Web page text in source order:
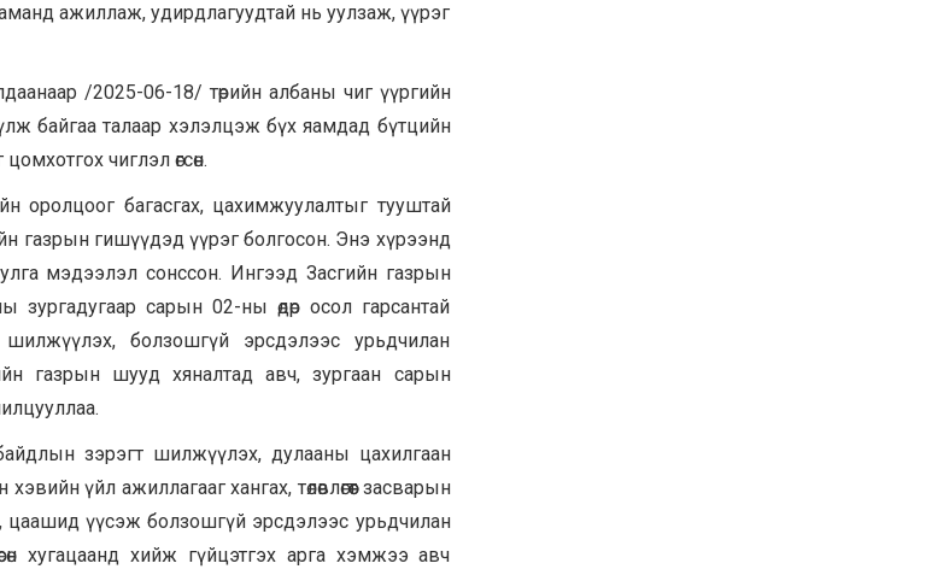
ажиллаж, удирдлагуудтай нь уулзаж, үүрэг
/2025-06-18/ төрийн албаны чиг үүргийн
байгаа талаар хэлэлцэж бүх яамдад бүтцийн
чиглэл өгсөн.
оролцоог багасгах, цахимжуулалтыг тууштай
газрын гишүүдэд үүрэг болгосон. Энэ хүрээнд
мэдээлэл сонссон. Ингээд Засгийн газрын
сарын 02-ны өдөр осол гарсантай
болзошгүй эрсдэлээс урьдчилан
газрын шууд хяналтад авч, зургаан сарын
зэрэгт шилжүүлэх, дулааны цахилгаан
үйл ажиллагааг хангах, төлөвлөгөөт засварын
цаашид үүсэж болзошгүй эрсдэлээс урьдчилан
хугацаанд хийж гүйцэтгэх арга хэмжээ авч